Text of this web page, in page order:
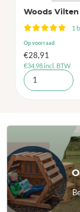
Woods
1
Op voorraad
€28,91
€34,98incl. BTW